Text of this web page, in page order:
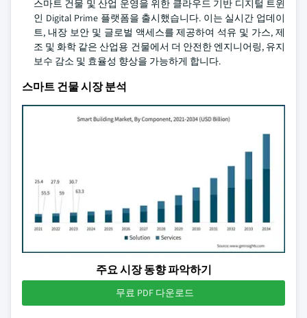
스마트 건물 및 산업 운영을 위한 클라우드 기반 디지털 트윈
인 Digital Prime 플랫폼을 출시했습니다. 이는 실시간 업데이
트, 내장 보안 및 글로벌 액세스를 제공하여 석유 및 가스, 제
조 및 화학 같은 산업용 건물에서 더 안전한 엔지니어링, 유지
보수 감소 및 효율성 향상을 가능하게 합니다.
스마트 건물 시장 분석
주요 시장 동향 파악하기
무료 PDF 다운로드